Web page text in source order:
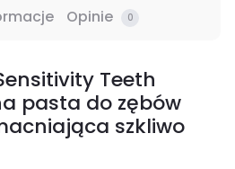
Opinie 0
Teeth
pasta do zębów
szkliwo